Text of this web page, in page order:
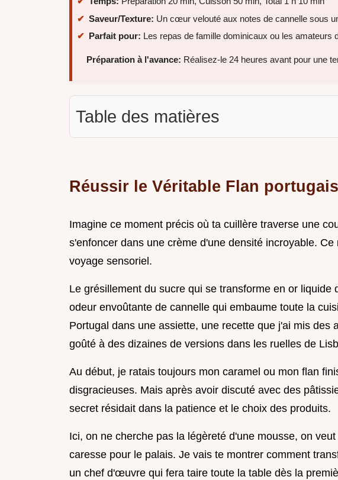
Saveur/Texture: Un cœur velouté aux notes de cannelle sous
Parfait pour: Les repas de famille dominicaux ou les amateurs
Préparation à l'avance: Réalisez-le 24 heures avant pour une
Table des matières
Réussir le Véritable Flan portugais
Imagine ce moment précis où ta cuillère traverse une
s'enfoncer dans une crème d'une densité incroyable.
voyage sensoriel.
Le grésillement du sucre qui se transforme en or liquide
odeur envoûtante de cannelle qui embaume toute la
Portugal dans une assiette, une recette que j'ai mis des
goûté à des dizaines de versions dans les ruelles de
Au début, je ratais toujours mon caramel ou mon flan
disgracieuses. Mais après avoir discuté avec des
secret résidait dans la patience et le choix des produits.
Ici, on ne cherche pas la légèreté d'une mousse, on
caresse pour le palais. Je vais te montrer comment
un chef d'œuvre qui fera taire toute la table dès la